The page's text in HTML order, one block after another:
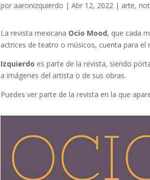
por aaronizquierdo |Abr 12, 2022 | arte,
La revista mexicana Ocio Mood, que cada
actrices de teatro o músicos, cuenta para
Izquierdo es parte de la revista, siendo
a imágenes del artista o de sus obras.
Puedes ver parte de la revista en la que